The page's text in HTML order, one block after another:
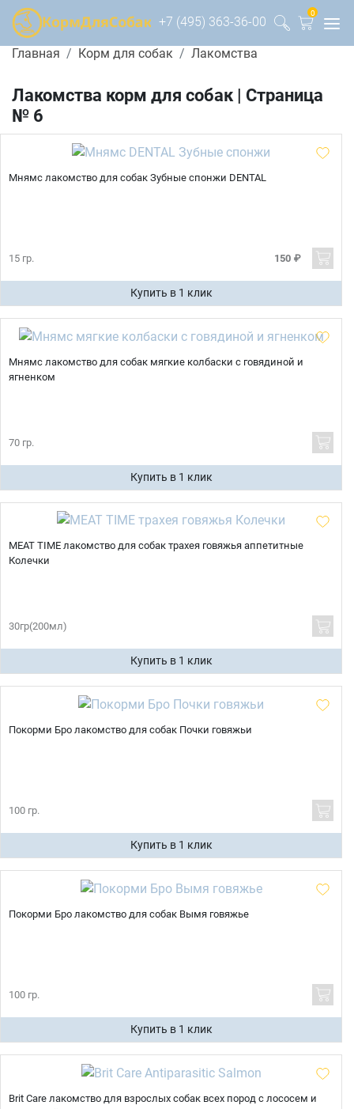
+7 (495) 363-36-00
0
Главная Корм для собак Лакомства
Лакомства корм для собак | Страница
№ 6
Мнямс лакомство для собак Зубные спонжи DENTAL
15 гр. 150 ₽
Купить в 1 клик
Мнямс лакомство для собак мягкие колбаски с говядиной и
ягненком
70 гр.
Купить в 1 клик
MEAT TIME лакомство для собак трахея говяжья аппетитные
Колечки
30гр(200мл)
Купить в 1 клик
Покорми Бро лакомство для собак Почки говяжьи
100 гр.
Купить в 1 клик
Покорми Бро лакомство для собак Вымя говяжье
100 гр.
Купить в 1 клик
Brit Care лакомство для взрослых собак всех пород с лососем и